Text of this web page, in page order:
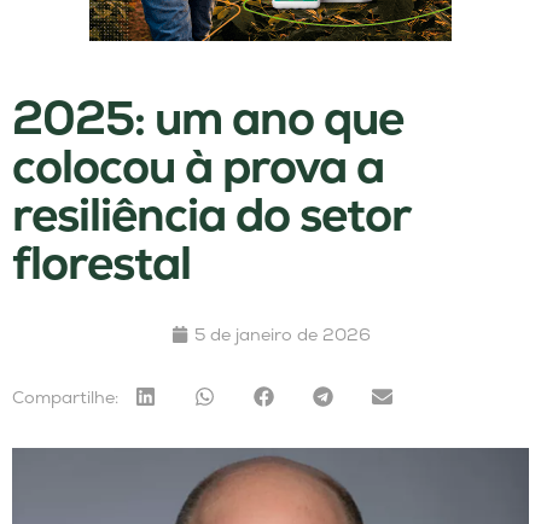
2025: um ano que
colocou à prova a
resiliência do setor
florestal
5 de janeiro de 2026
Compartilhe: